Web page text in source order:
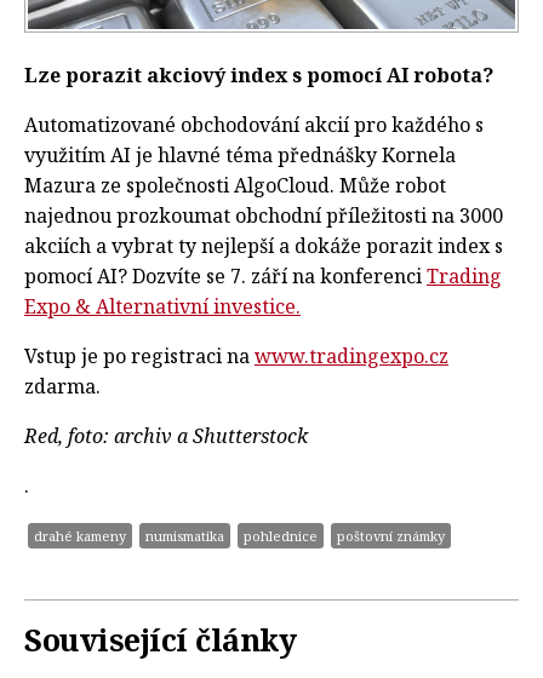
Lze porazit akciový index s pomocí AI robota?
Automatizované obchodování akcií pro každého s
využitím AI je hlavné téma přednášky Kornela
Mazura ze společnosti AlgoCloud. Může robot
najednou prozkoumat obchodní příležitosti na 3000
akciích a vybrat ty nejlepší a dokáže porazit index s
pomocí AI? Dozvíte se 7. září na konferenciTrading
Expo & Alternativní investice.
Vstup je po registraci nawww.tradingexpo.cz
zdarma.
Red, foto: archiv a Shutterstock
.
drahé kameny numismatika pohlednice poštovní známky
Související články